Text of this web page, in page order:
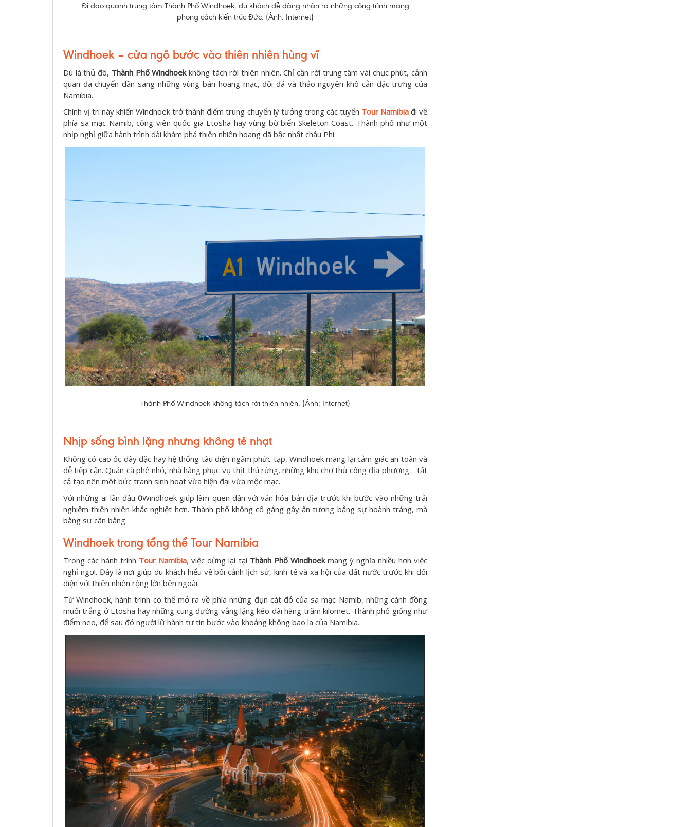
Đi dạo quanh trung tâm Thành Phố Windhoek, du khách dễ dàng nhận ra những công trình mang
phong cách kiến trúc Đức. (Ảnh: Internet)
Windhoek – cửa ngõ bước vào thiên nhiên hùng vĩ
Dù là thủ đô, Thành Phố Windhoekkhông tách rời thiên nhiên. Chỉ cần rời trung tâm vài chục phút, cảnh
quan đã chuyển dần sang những vùng bán hoang mạc, đồi đá và thảo nguyên khô cằn đặc trưng của
Namibia.
Chính vị trí này khiến Windhoek trở thành điểm trung chuyển lý tưởng trong các tuyến Tour Namibiađi về
phía sa mạc Namib, công viên quốc gia Etosha hay vùng bờ biển Skeleton Coast. Thành phố như một
nhịp nghỉ giữa hành trình dài khám phá thiên nhiên hoang dã bậc nhất châu Phi.
Thành Phố Windhoek không tách rời thiên nhiên. (Ảnh: Internet)
Nhịp sống bình lặng nhưng không tẻ nhạt
Không có cao ốc dày đặc hay hệ thống tàu điện ngầm phức tạp, Windhoek mang lại cảm giác an toàn và
dễ tiếp cận. Quán cà phê nhỏ, nhà hàng phục vụ thịt thú rừng, những khu chợ thủ công địa phương… tất
cả tạo nên một bức tranh sinh hoạt vừa hiện đại vừa mộc mạc.
Với những ai lần đầu 0Windhoek giúp làm quen dần với văn hóa bản địa trước khi bước vào những trải
nghiệm thiên nhiên khắc nghiệt hơn. Thành phố không cố gắng gây ấn tượng bằng sự hoành tráng, mà
bằng sự cân bằng.
Windhoek trong tổng thể Tour Namibia
Trong các hành trình Tour Namibia, việc dừng lại tại Thành Phố Windhoekmang ý nghĩa nhiều hơn việc
nghỉ ngơi. Đây là nơi giúp du khách hiểu về bối cảnh lịch sử, kinh tế và xã hội của đất nước trước khi đối
diện với thiên nhiên rộng lớn bên ngoài.
Từ Windhoek, hành trình có thể mở ra về phía những đụn cát đỏ của sa mạc Namib, những cánh đồng
muối trắng ở Etosha hay những cung đường vắng lặng kéo dài hàng trăm kilomet. Thành phố giống như
điểm neo, để sau đó người lữ hành tự tin bước vào khoảng không bao la của Namibia.